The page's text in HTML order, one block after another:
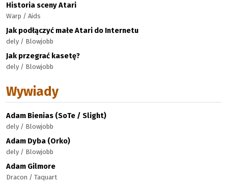
Historia sceny Atari
Warp / Aids
Jak podłączyć małe Atari do Internetu
dely / Blowjobb
Jak przegrać kasetę?
dely / Blowjobb
Wywiady
Adam Bienias (SoTe / Slight)
dely / Blowjobb
Adam Dyba (Orko)
dely / Blowjobb
Adam Gilmore
Dracon / Taquart